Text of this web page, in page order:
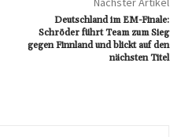
Deutschland im EM-Finale:
Schröder führt Team zum Sieg
gegen Finnland und blickt auf den
nächsten Titel